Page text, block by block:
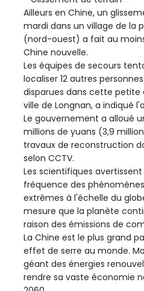
Ailleurs en Chine, un
mardi dans un village de la
(nord-ouest) a fait au
Chine nouvelle.
Les équipes de secours
localiser 12 autres
disparues dans cette
ville de Longnan, a indiqué
Le gouvernement a alloué
millions de yuans (3,9
travaux de reconstruction
selon CCTV.
Les scientifiques
fréquence des
extrêmes à l'échelle du
mesure que la planète
raison des émissions de
La Chine est le plus grand
effet de serre au monde.
géant des énergies
rendre sa vaste économie